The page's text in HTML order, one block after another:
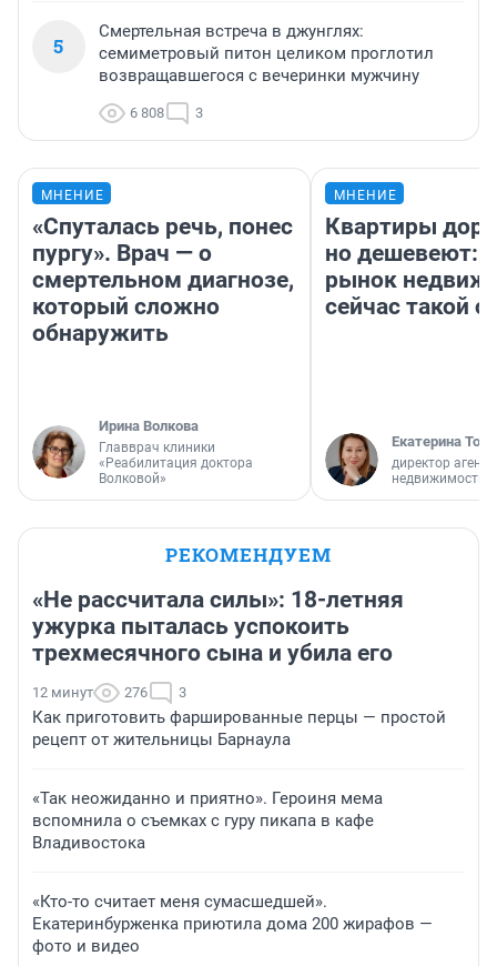
5
Смертельная встреча в джунглях:
семиметровый питон целиком проглотил
возвращавшегося с вечеринки мужчину
6 808 3
МНЕНИЕ
«Спуталась речь, понес
пургу». Врач — о
смертельном диагнозе,
который сложно
обнаружить
Ирина Волкова
Главврач клиники
«Реабилитация доктора
Волковой»
МНЕНИЕ
Квартиры
но дешевеют:
рынок
сейчас такой
Екатерина
директор
недвижимости
РЕКОМЕНДУЕМ
«Не рассчитала силы»: 18-летняя
ужурка пыталась успокоить
трехмесячного сына и убила его
12 минут 276 3
Как приготовить фаршированные перцы — простой
рецепт от жительницы Барнаула
«Так неожиданно и приятно». Героиня мема
вспомнила о съемках с гуру пикапа в кафе
Владивостока
«Кто-то считает меня сумасшедшей».
Екатеринбурженка приютила дома 200 жирафов —
фото и видео